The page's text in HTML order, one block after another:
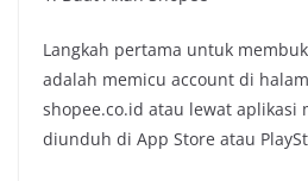
Langkah pertama untuk
adalah memicu account di
shopee.co.id atau lewat aplikasi
diunduh di App Store atau